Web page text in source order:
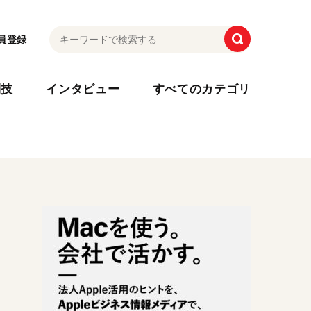
登録
インタビュー すべてのカテゴリ